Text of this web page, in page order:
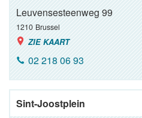
Leuvensesteenweg 99
1210 Brussel
ZIE KAART
02 218 06 93
Sint-Joostplein